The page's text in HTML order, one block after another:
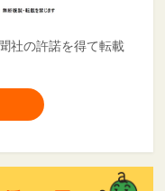
社の許諾を得て転載